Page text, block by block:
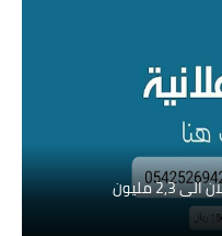
مدونة العمارة والفن وصلت حتى الان الى 2,3 مليون